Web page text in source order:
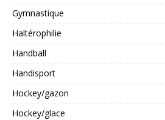
Gymnastique
Haltérophilie
Handball
Handisport
Hockey/gazon
Hockey/glace